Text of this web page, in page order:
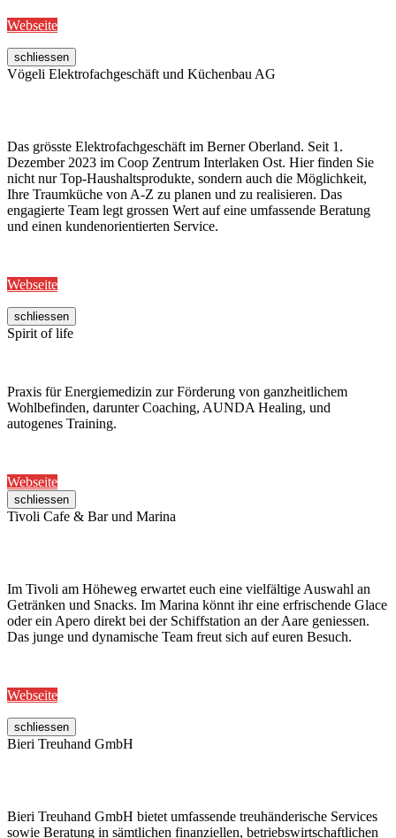
Webseite
schliessen
Vögeli Elektrofachgeschäft und Küchenbau AG
Das grösste Elektrofachgeschäft im Berner Oberland. Seit 1.
Dezember 2023 im Coop Zentrum Interlaken Ost. Hier finden Sie
nicht nur Top-Haushaltsprodukte, sondern auch die Möglichkeit,
Ihre Traumküche von A-Z zu planen und zu realisieren. Das
engagierte Team legt grossen Wert auf eine umfassende Beratung
und einen kundenorientierten Service.
Webseite
schliessen
Spirit of life
Praxis für Energiemedizin zur Förderung von ganzheitlichem
Wohlbefinden, darunter Coaching, AUNDA Healing, und
autogenes Training.
Webseite
schliessen
Tivoli Cafe & Bar und Marina
Im Tivoli am Höheweg erwartet euch eine vielfältige Auswahl an
Getränken und Snacks. Im Marina könnt ihr eine erfrischende Glace
oder ein Apero direkt bei der Schiffstation an der Aare geniessen.
Das junge und dynamische Team freut sich auf euren Besuch.
Webseite
schliessen
Bieri Treuhand GmbH
Bieri Treuhand GmbH bietet umfassende treuhänderische Services
sowie Beratung in sämtlichen finanziellen, betriebswirtschaftlichen